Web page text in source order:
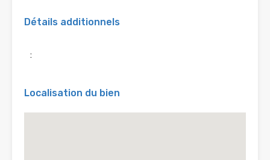
Détails additionnels
:
Localisation du bien